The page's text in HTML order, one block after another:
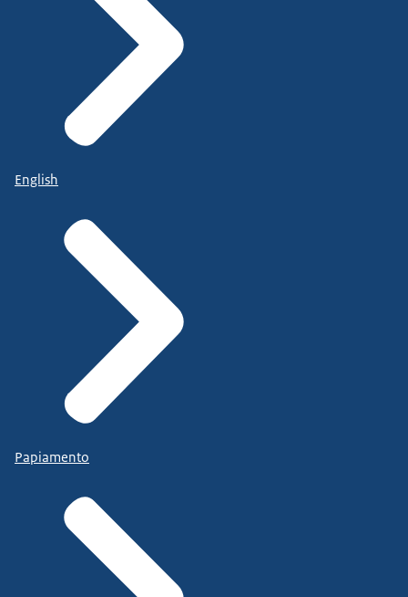
English
Papiamento